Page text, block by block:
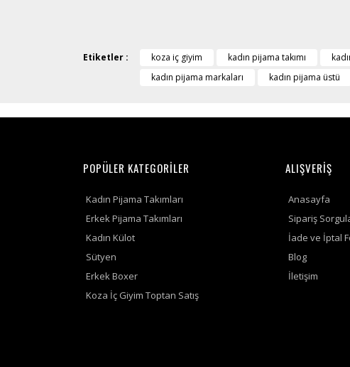
Etiketler : koza iç giyim kadın pijama takımı
kadın pijama markaları
kadın pijama üstü
POPÜLER KATEGORİLER
Kadın Pijama Takımları
Erkek Pijama Takımları
Kadın Külot
Sütyen
Erkek Boxer
Koza İç Giyim Toptan Satış
ALIŞVERİŞ
Anasayfa
Sipariş
İade ve İptal
Blog
İletişim